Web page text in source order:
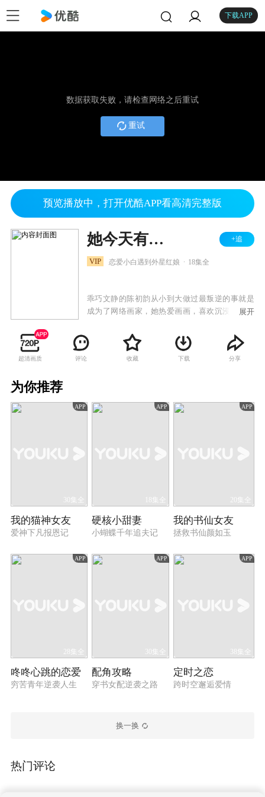
下载APP
数据获取失败，请检查网络之后重试
重试
预览播放中，打开优酷APP看高清完整版
她今天有点奇怪 +追
VIP 恋爱小白遇到外星红娘 18集全
乖巧文静的陈初韵从小到大做过最叛逆的事就是
成为了网络画家，她热爱画画，喜欢沉浸在色彩
怪》并不被主编认可，虽然事业没什么成就，但
生活也不会有波澜。直到某天晚上，一个自称来
自A0295星的人类亲密关系与情感安全协会职员
昂。而在柳千世界的大数据算法中，错误的情感
展开
超清画质 评论 收藏 下载 分享
为你推荐
APP
30集全
我的猫神女友
爱神下凡报恩记
APP
18集全
硬核小甜妻
小蝴蝶千年追夫记
APP
20集全
我的书仙女友
拯救书仙颜如玉
APP
28集全
咚咚心跳的恋爱
穷苦青年逆袭人生
APP
30集全
配角攻略
穿书女配逆袭之路
APP
38集全
定时之恋
跨时空邂逅爱情
换一换
热门评论